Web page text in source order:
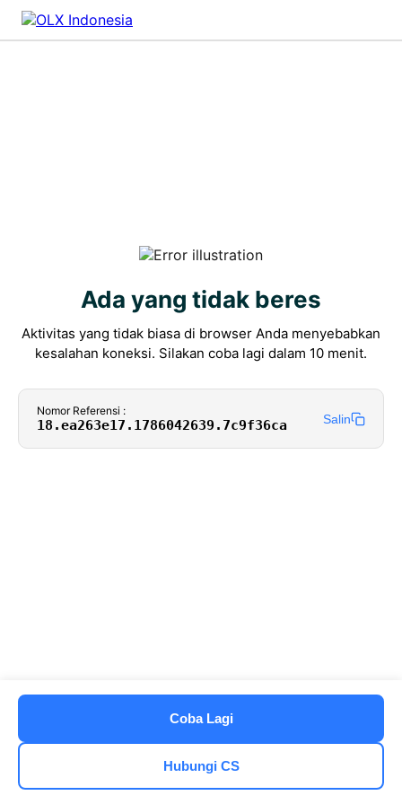
Ada yang tidak beres
Aktivitas yang tidak biasa di browser Anda menyebabkan
kesalahan koneksi. Silakan coba lagi dalam 10 menit.
Nomor Referensi :
18.ea263e17.1786042639.7c9f36ca Salin
Hubungi CS
Coba Lagi